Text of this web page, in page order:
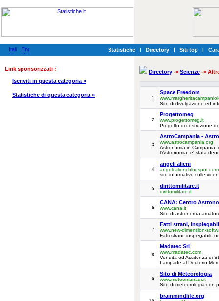
Statistiche | Directory | Siti top |
Link sponsorizzati :
Iscriviti in questa categoria »
Statistiche di questa categoria »
Directory -> Scienze ->
1
Space Freedom
Sito di divulgazione ed
2
Progettomeg
www.progettomeg.it
Progetto di costruzione
3
AstroCampania -
www.astrocampania.org
Astronomia in Campania,
l'Astronomia, e' stata
4
angeli alieni
angeli-alieni.blogspot.com
sito informativo sulle
5 dirittomilitare.it
dirittomilitare.it
6
CANA: Centro
www.cana.it
Sito di astronomia
7
Fatti strani,
www.new-dimension-
Fatti strani, inspiegabili,
8
Madatec Srl
www.madatec.com
Vendita ed Assitenza di
Lampade al Deuterio
9
Sito di Meteorologia
www.meteomarradi.it
Sito di meteorologia con
brainmindlife.org